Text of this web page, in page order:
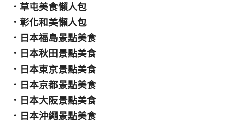
． 草屯美食懶人包
． 彰化和美懶人包
． 日本福島景點美食
． 日本秋田景點美食
． 日本東京景點美食
． 日本京都景點美食
． 日本大阪景點美食
． 日本沖繩景點美食